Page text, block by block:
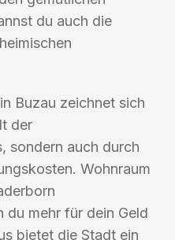
du auch die
Buzau zeichnet sich
der
sondern auch durch
Wohnraum
du mehr für dein Geld
bietet die Stadt ein